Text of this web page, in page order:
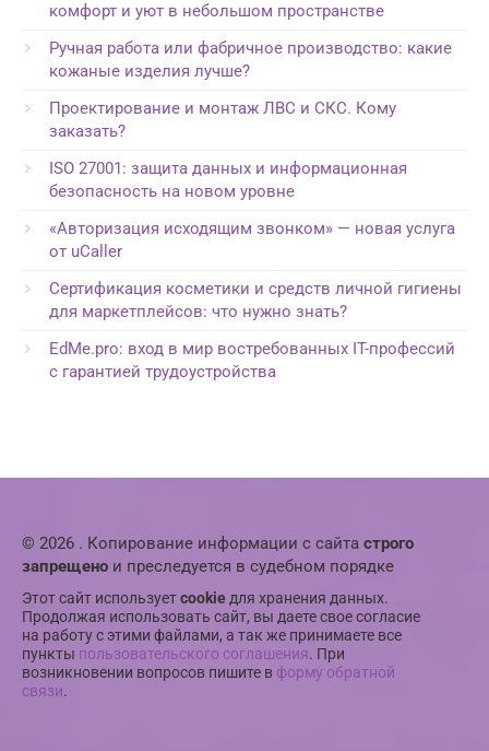
комфорт и уют в небольшом пространстве
Ручная работа или фабричное производство: какие
кожаные изделия лучше?
Проектирование и монтаж ЛВС и СКС. Кому
заказать?
ISO 27001: защита данных и информационная
безопасность на новом уровне
«Авторизация исходящим звонком» — новая услуга
от uCaller
Сертификация косметики и средств личной гигиены
для маркетплейсов: что нужно знать?
EdMe.pro: вход в мир востребованных IT-профессий
с гарантией трудоустройства
© 2026 . Копирование информации с сайта строго
запрещено и преследуется в судебном порядке
Этот сайт используетcookieдля хранения данных.
Продолжая использовать сайт, вы даете свое согласие
на работу с этими файлами, а так же принимаете все
пункты пользовательского соглашения. При
возникновении вопросов пишите в форму обратной
связи.